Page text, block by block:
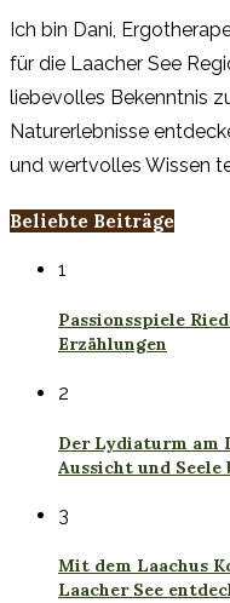
Ich bin Dani,
für die Laacher See
liebevolles Bekenntnis
Naturerlebnisse
und wertvolles Wissen
Beliebte Beiträge
1
Passionsspiele
Erzählungen
2
Der Lydiaturm am
Aussicht und Seele
3
Mit dem Laachus
Laacher See